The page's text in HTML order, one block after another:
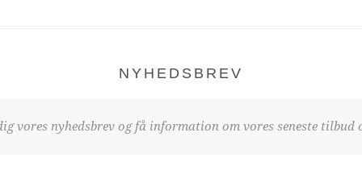
NYHEDSBREV
vores nyhedsbrev og få information om vores seneste tilbud